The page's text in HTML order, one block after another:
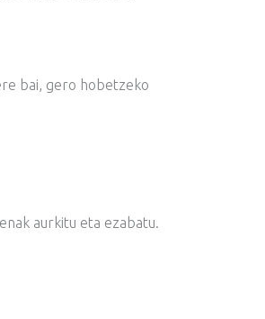
bai, gero hobetzeko
aurkitu eta ezabatu.